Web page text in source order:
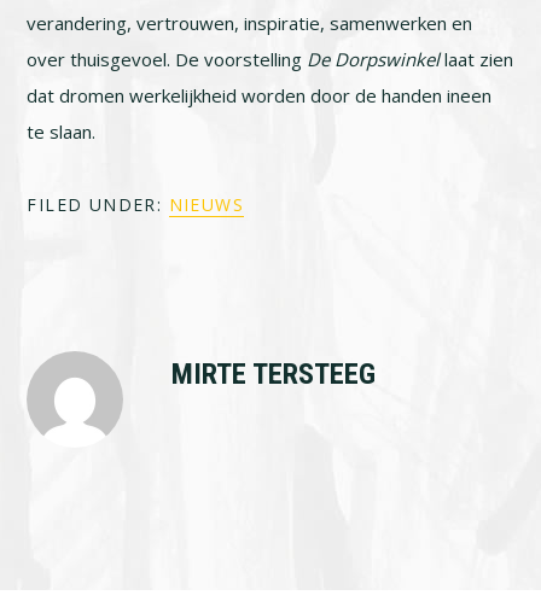
verandering, vertrouwen, inspiratie, samenwerken en
over thuisgevoel. De voorstelling De Dorpswinkellaat zien
dat dromen werkelijkheid worden door de handen ineen
te slaan.
FILED UNDER: NIEUWS
MIRTE TERSTEEG